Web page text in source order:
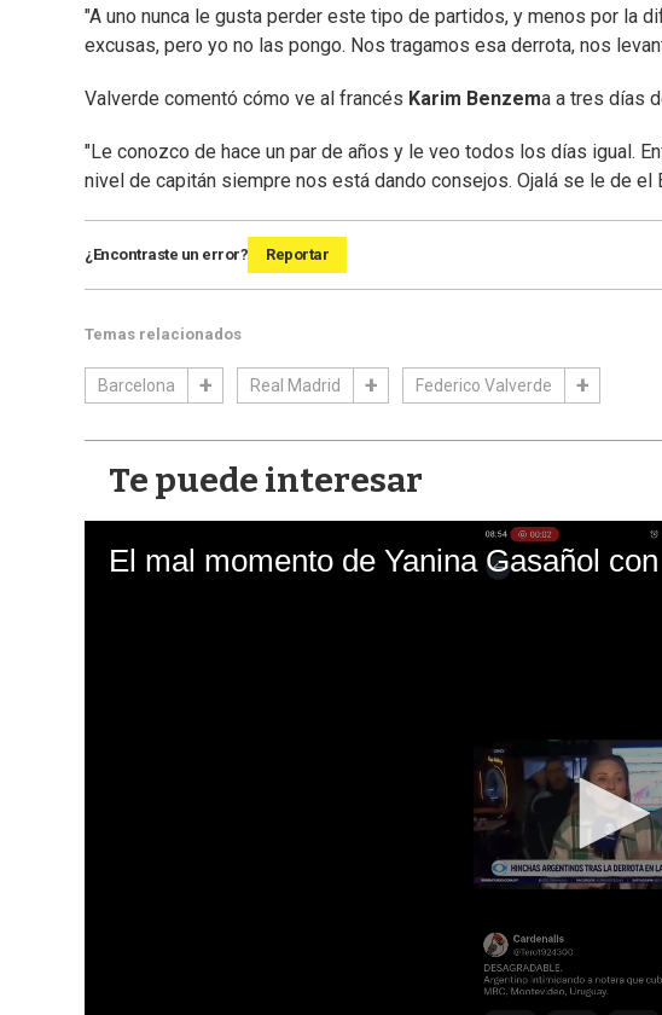
"A uno nunca le gusta perder este tipo de partidos, y menos por la
excusas, pero yo no las pongo. Nos tragamos esa derrota, nos
Valverde comentó cómo ve al francés Karim Benzema a tres días
"Le conozco de hace un par de años y le veo todos los días igual.
nivel de capitán siempre nos está dando consejos. Ojalá se le de el
¿Encontraste un error? Reportar
Temas relacionados
Barcelona Real Madrid Federico Valverde
Te puede interesar